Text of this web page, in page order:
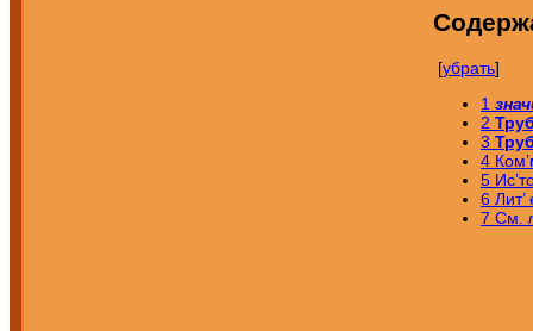
[убрать]
1
2
3
4
5
6
7 См.